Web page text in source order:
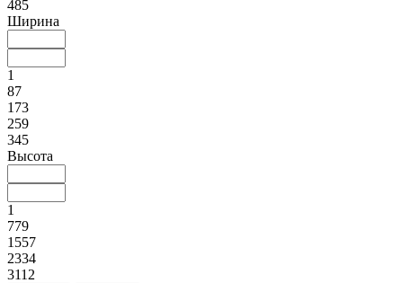
485
Ширина
1
87
173
259
345
Высота
1
779
1557
2334
3112